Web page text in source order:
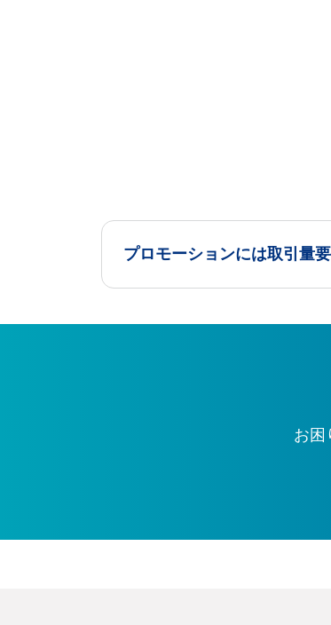
プロモーションには取引量
お困